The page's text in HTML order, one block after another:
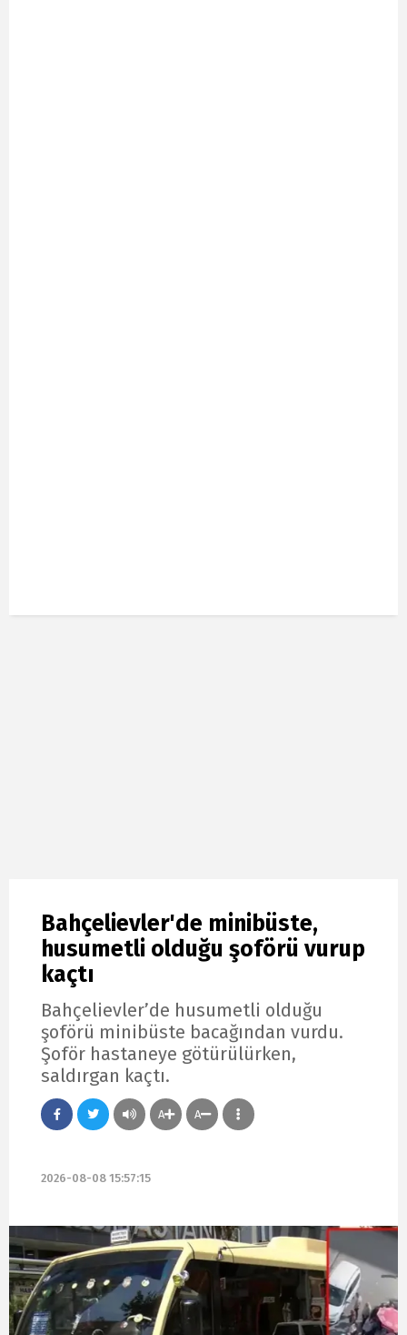
Bahçelievler'de minibüste,
husumetli olduğu şoförü vurup
kaçtı
Bahçelievler’de husumetli olduğu
şoförü minibüste bacağından vurdu.
Şoför hastaneye götürülürken,
saldırgan kaçtı.
A A
2026-08-08 15:57:15